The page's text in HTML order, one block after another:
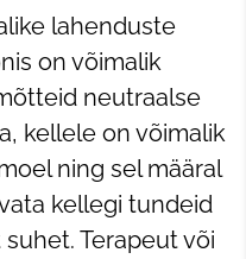
lahenduste
on võimalik
neutraalse
kellele on võimalik
ning sel määral
kellegi tundeid
Terapeut või